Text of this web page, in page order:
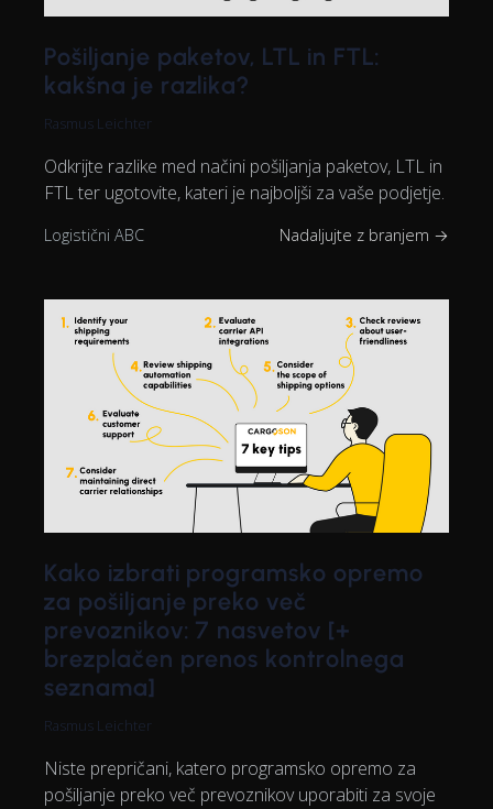
Pošiljanje paketov, LTL in FTL:
kakšna je razlika?
Rasmus Leichter
Odkrijte razlike med načini pošiljanja paketov, LTL in
FTL ter ugotovite, kateri je najboljši za vaše podjetje.
Logistični ABC Nadaljujte z branjem →
Kako izbrati programsko opremo
za pošiljanje preko več
prevoznikov: 7 nasvetov [+
brezplačen prenos kontrolnega
seznama]
Rasmus Leichter
Niste prepričani, katero programsko opremo za
pošiljanje preko več prevoznikov uporabiti za svoje